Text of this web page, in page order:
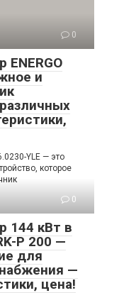
0
и
YLE — это
которое
0
144 кВт в
P 200 —
для
—
цена!